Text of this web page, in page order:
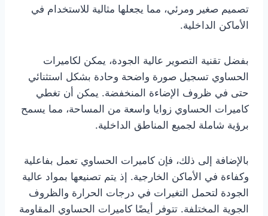
تصميم صغير ومرئي، مما يجعلها مثالية للاستخدام في
الأماكن الداخلية.
بفضل تقنية التصوير عالية الجودة، يمكن لكاميرات
الحساوي تسجيل صورة واضحة وحادة بشكل استثنائي
حتى في ظروف الإضاءة المنخفضة. يمكن أن تغطي
كاميرات الحساوي زوايا واسعة من المساحة، مما يسمح
برؤية شاملة لجميع المناطق الداخلية.
بالإضافة إلى ذلك، فإن كاميرات الحساوي تعمل بفاعلية
وكفاءة في الأماكن الخارجية. إذ يتم تصنيعها بمواد عالية
الجودة لتحمل التغيرات في درجات الحرارة والظروف
الجوية المختلفة. تتوفر أيضًا كاميرات الحساوي المقاومة